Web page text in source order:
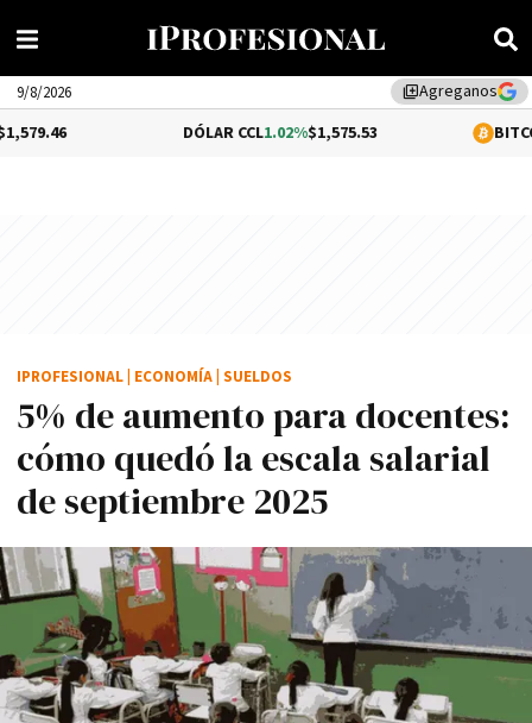
library_addAgreganos
9/8/2026
1.02%$1,575.53 -0.33%
5% de aumento para docentes:
cómo quedó la escala salarial
de septiembre 2025
IPROFESIONAL ECONOMÍA SUELDOS